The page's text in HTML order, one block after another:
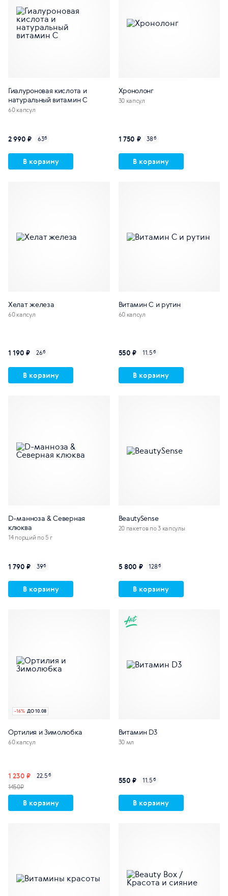
Гиалуроновая кислота и
натуральный витамин С
60 капсул
2 990 ₽ 63б
В корзину
Хронолонг
30 капсул
1 750 ₽ 38б
В корзину
Хелат железа
60 капсул
1 190 ₽ 26б
В корзину
Витамин С и рутин
60 капсул
550 ₽ 11.5б
В корзину
D-манноза & Северная
клюква
14 порций по 5 г
1 790 ₽ 39б
В корзину
BeautySense
20 пакетов по 3 капсулы
5 800 ₽ 128б
В корзину
-16% ДО 10.08
Ортилия и Зимолюбка
60 капсул
1 230 ₽ 22.5б
1450₽
В корзину
Витамин D3
30 мл
550 ₽ 11.5б
В корзину